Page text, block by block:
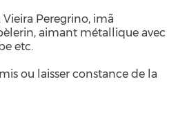
Peregrino, imã
aimant métallique avec
etc.
ou laisser constance de la